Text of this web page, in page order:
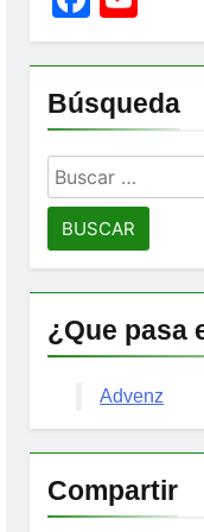
Búsqueda
Buscar:
¿Que pasa
Advenz
Compartir